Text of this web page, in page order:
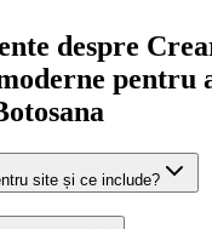
despre
pentru
site și ce include?